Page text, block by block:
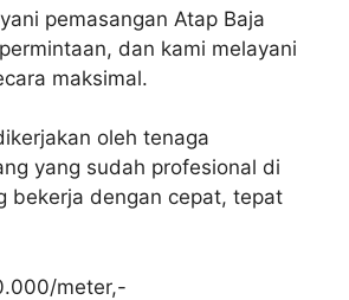
pemasangan Atap Baja
dan kami melayani
maksimal.
oleh tenaga
yang sudah profesional di
bekerja dengan cepat, tepat
meter,-